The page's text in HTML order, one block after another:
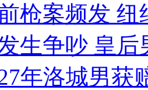
枪案频发 纽
生争吵 皇
年洛城男获